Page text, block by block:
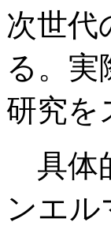
次世代
る。実
研究を
具体
ンエ